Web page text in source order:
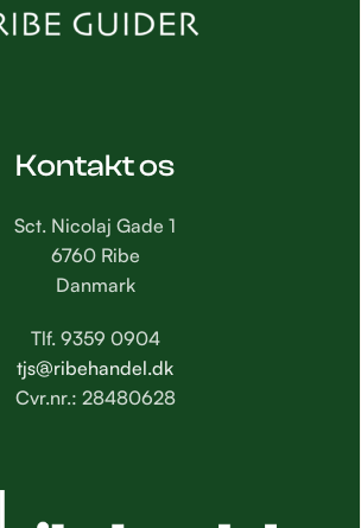
Kontakt os
Sct. Nicolaj Gade 1
6760 Ribe
Danmark
Tlf. 9359 0904
tjs@ribehandel.dk
Cvr.nr.: 28480628